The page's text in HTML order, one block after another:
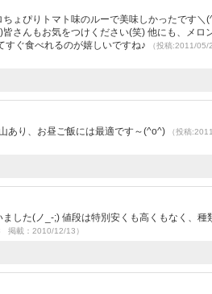
ょぴりトマト味のルーで美味しかったです＼
さんもお気をつけください(笑) 他にも、メロ
ぐ食べれるのが嬉しいですね♪
（投稿:2011/
あり、お昼ご飯には最適です～(^o^)
（投稿
した(ノ_-;) 値段は特別安くも高くもなく、種
掲載：2010/12/13）